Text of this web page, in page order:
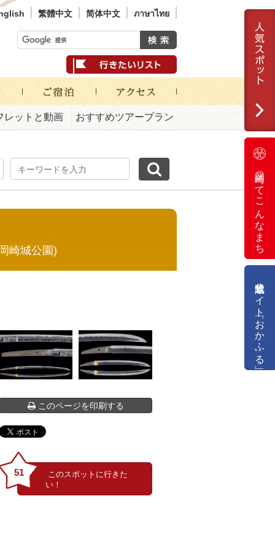
繁體中文 简体中文 ภาษาไทย
レットと動画 おすすめツアープラン
岡崎ってこんなまち
公式通販サイト「おかふる」
崎城公園)
このページを印刷する
51